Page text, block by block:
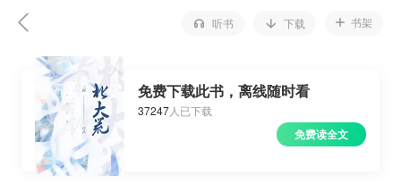
听书 下载 书架
免费下载此书，离线随时看
37247人已下载
免费读全文